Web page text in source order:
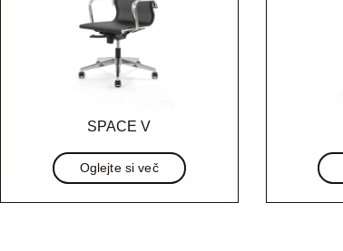
SPACE V
Oglejte si več